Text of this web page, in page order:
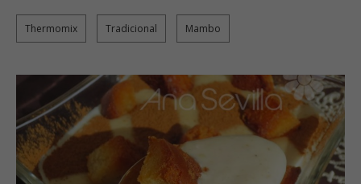
Thermomix Tradicional Mambo